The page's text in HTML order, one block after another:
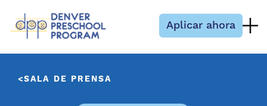
Aplicar ahora
SALA DE PRENSA